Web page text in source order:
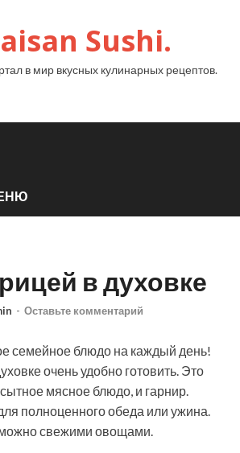
Sushi.
в мир вкусных кулинарных рецептов.
в духовке
- Оставьте комментарий
семейное блюдо на каждый день!
очень удобно готовить. Это
мясное блюдо, и гарнир.
полноценного обеда или ужина.
свежими овощами.